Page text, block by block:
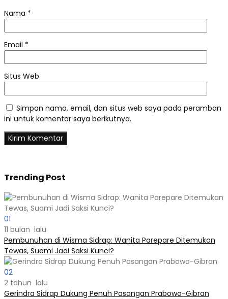
Nama *
Email *
Situs Web
Simpan nama, email, dan situs web saya pada peramban
ini untuk komentar saya berikutnya.
Trending Post
01
11 bulan lalu
Pembunuhan di Wisma Sidrap: Wanita Parepare Ditemukan
Tewas, Suami Jadi Saksi Kunci?
02
2 tahun lalu
Gerindra Sidrap Dukung Penuh Pasangan Prabowo-Gibran